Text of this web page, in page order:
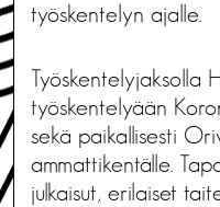
työskentelyn ajalle.
Työskentelyjaksolla
työskentelyään
sekä paikallisesti
ammattikentälle.
julkaisut, erilaiset